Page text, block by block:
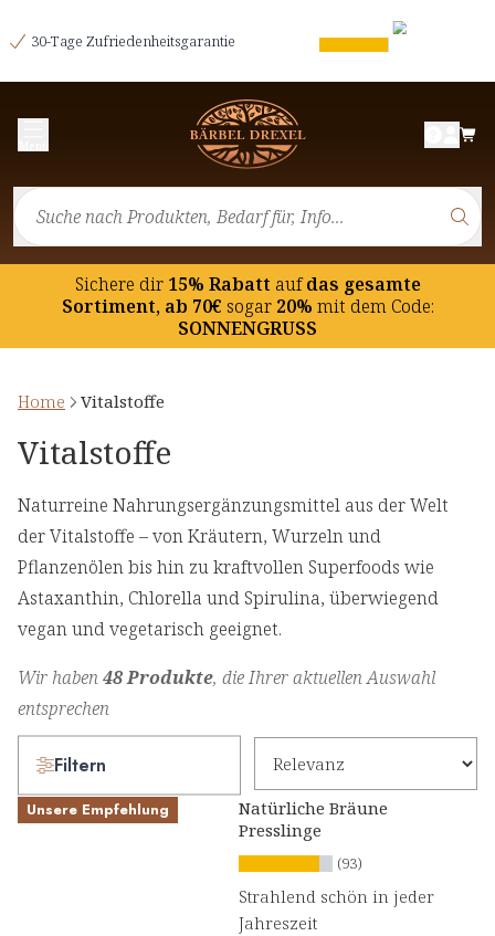
30-Tage Zufriedenheitsgarantie
Sichere dir15% Rabatt aufdas gesamte
Sortiment, ab 70€ sogar20% mit dem Code:
SONNENGRUSS
Home Vitalstoffe
Vitalstoffe
Naturreine Nahrungsergänzungsmittel aus der Welt
der Vitalstoffe – von Kräutern, Wurzeln und
Pflanzenölen bis hin zu kraftvollen Superfoods wie
Astaxanthin, Chlorella und Spirulina, überwiegend
vegan und vegetarisch geeignet.
Wir haben48 Produkte, die Ihrer aktuellen Auswahl
entsprechen
Filtern
Unsere Empfehlung
Natürliche Bräune
Presslinge
(93)
Strahlend schön in jeder
Jahreszeit